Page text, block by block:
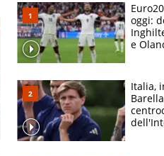
oggi:
e
Italia,